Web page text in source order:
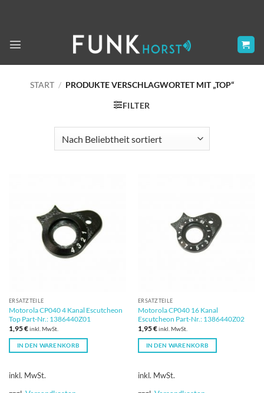
START / PRODUKTE VERSCHLAGWORTET MIT „TOP“
FILTER
ERSATZTEILE
Motorola CP040 4 Kanal Escutcheon
Top Part-Nr.: 1386440Z01
1,95€inkl. MwSt.
IN DEN WARENKORB
inkl. MwSt.
ERSATZTEILE
Motorola CP040 16 Kanal
Escutcheon Part-Nr.: 1386440Z02
1,95€inkl. MwSt.
IN DEN WARENKORB
inkl. MwSt.